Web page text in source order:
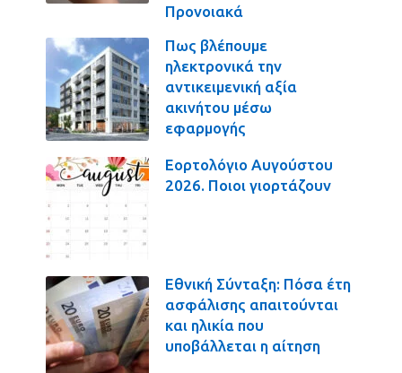
Προνοιακά
Πως βλέπουμε
ηλεκτρονικά την
αντικειμενική αξία
ακινήτου μέσω
εφαρμογής
Εορτολόγιο Αυγούστου
2026. Ποιοι γιορτάζουν
Εθνική Σύνταξη: Πόσα έτη
ασφάλισης απαιτούνται
και ηλικία που
υποβάλλεται η αίτηση